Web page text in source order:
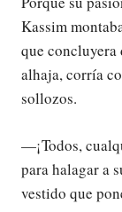
Kassim
que concluyera
alhaja, corría
sollozos.
—¡Todos,
para halagar a
vestido que